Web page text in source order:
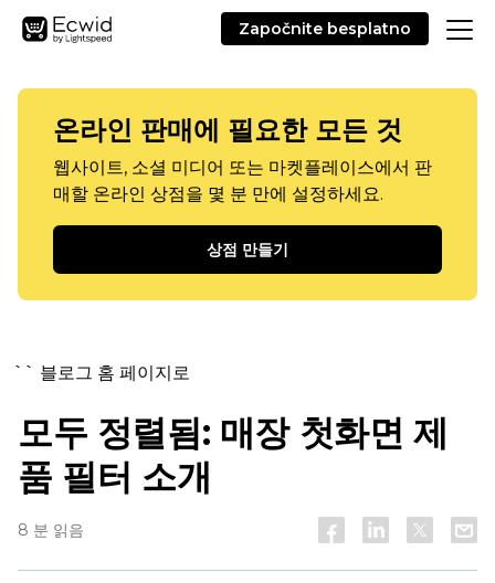
Započnite besplatno
온라인 판매에 필요한 모든 것
웹사이트, 소셜 미디어 또는 마켓플레이스에서 판
매할 온라인 상점을 몇 분 만에 설정하세요.
상점 만들기
`` 블로그 홈 페이지로
모두 정렬됨: 매장 첫화면 제
품 필터 소개
8 분 읽음